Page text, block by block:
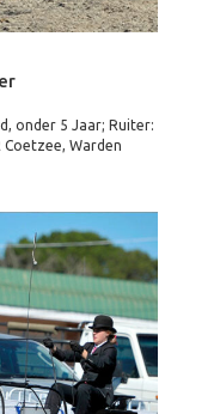
onder 5 Jaar; Ruiter:
Coetzee, Warden